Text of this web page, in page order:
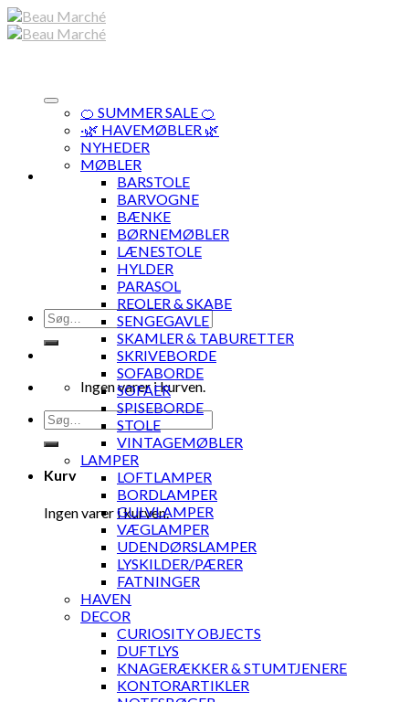
Skip
to
Søg
efter:
Ingen varer i kurven.
Søg
efter:
Kurv
Ingen varer i kurven.
🍊 SUMMER SALE 🍊
·🌿 HAVEMØBLER 🌿
NYHEDER
MØBLER
BARSTOLE
BARVOGNE
BÆNKE
BØRNEMØBLER
LÆNESTOLE
HYLDER
PARASOL
REOLER & SKABE
SENGEGAVLE
SKAMLER & TABURETTER
SKRIVEBORDE
SOFABORDE
SOFAER
SPISEBORDE
STOLE
VINTAGEMØBLER
LAMPER
LOFTLAMPER
BORDLAMPER
GULVLAMPER
VÆGLAMPER
UDENDØRSLAMPER
LYSKILDER/PÆRER
FATNINGER
HAVEN
DECOR
CURIOSITY OBJECTS
DUFTLYS
KNAGERÆKKER & STUMTJENERE
KONTORARTIKLER